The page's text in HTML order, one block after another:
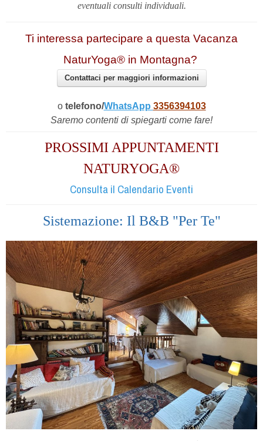
eventuali consulti individuali.
Ti interessa partecipare a questa Vacanza
NaturYoga® in Montagna?
Contattaci per maggiori informazioni
o telefono/WhatsApp 3356394103
Saremo contenti di spiegarti come fare!
PROSSIMI APPUNTAMENTI
NATURYOGA®
Consulta il Calendario Eventi
Sistemazione: Il B&B "Per Te"